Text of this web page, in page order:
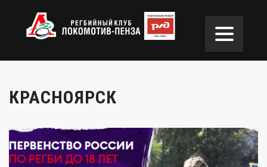
КРАСНОЯРСК